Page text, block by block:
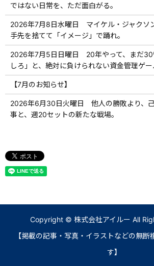
ではない日常を、ただ面白がる。
2026年7月8日水曜日 マイケル・ジャクソ
手先を捨てて「イメージ」で踊れ。
2026年7月5日日曜日 20年やって、まだ30
しろ」と、絶対に負けられない資金管理ゲー
【7月のお知らせ】
2026年6月30日火曜日 他人の勝敗より、
事と、週20セットの新たな戦場。
Copyright © 株式会社アイルー All
【掲載の記事・写真・イラストなどの無断
す】